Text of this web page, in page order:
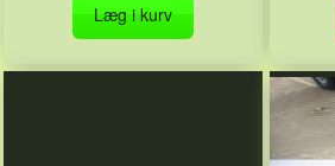
Læg i kurv